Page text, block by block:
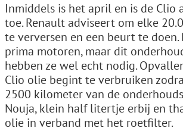
Inmiddels is het april en is de Clio
toe. Renault adviseert om elke
te verversen en een beurt te doen.
prima motoren, maar dit
hebben ze wel echt nodig.
Clio olie begint te verbruiken
2500 kilometer van de
Nouja, klein half litertje erbij en
olie in verband met het roetfilter.